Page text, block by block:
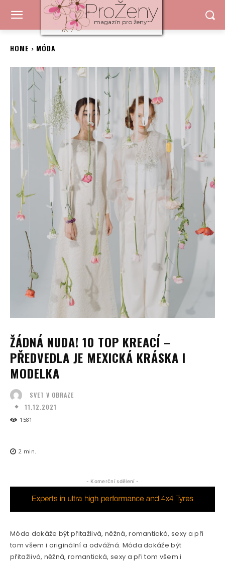
ProŽeny
magazín pro ženy
HOME MÓDA
ŽÁDNÁ NUDA! 10 TOP KREACÍ –
PŘEDVEDLA JE MEXICKÁ KRÁSKA I
MODELKA
SVET V OBRAZE
11.12.2021
1581
2 min.
- Komerční sdělení -
Móda dokáže být přitažlivá, něžná, romantická, sexy a při
tom všem i originální a odvážná. Móda dokáže být
přitažlivá, něžná, romantická, sexy a při tom všem i